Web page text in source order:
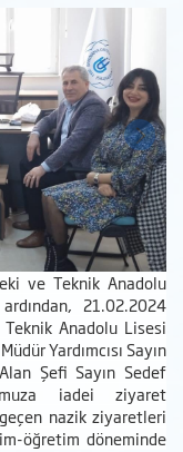
ve Teknik Anadolu
21.02.2024
Anadolu Lisesi
Yardımcısı Sayın
Şefi Sayın Sedef
iadei ziyaret
nazik ziyaretleri
öğretim döneminde